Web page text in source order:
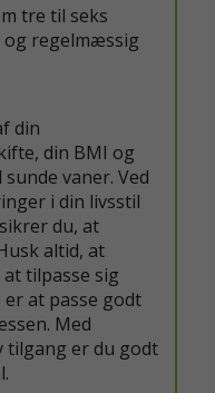
tre til seks
og regelmæssig
din
din BMI og
vaner. Ved
i din livsstil
du, at
altid, at
tilpasse sig
at passe godt
Med
tilgang er du godt